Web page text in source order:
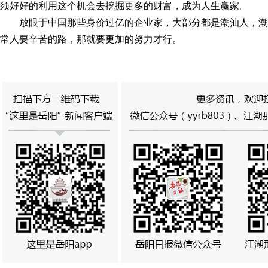
须好好的利用这个机会去挖掘更多的财富，成为人生赢家。
放眼于中国那些身价过亿的企业家，大部分都是潮汕人，
常人要辛苦的路，那就要更加的努力才行。